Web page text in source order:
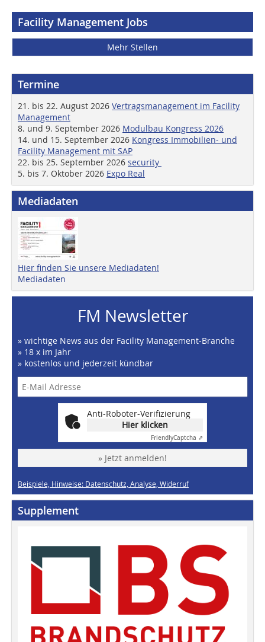
Facility Management Jobs
Mehr Stellen
Termine
21. bis 22. August 2026 Vertragsmanagement im Facility
Management
8. und 9. September 2026 Modulbau Kongress 2026
14. und 15. September 2026 Kongress Immobilien- und
Facility Management mit SAP
22. bis 25. September 2026 security
5. bis 7. Oktober 2026 Expo Real
Mediadaten
Hier finden Sie unsere Mediadaten!
Mediadaten
FM Newsletter
» wichtige News aus der Facility Management-Branche
» 18 x im Jahr
» kostenlos und jederzeit kündbar
Anti-Roboter-Verifizierung
Hier klicken
FriendlyCaptcha ⇗
» Jetzt anmelden!
Beispiele, Hinweise: Datenschutz, Analyse, Widerruf
Supplement